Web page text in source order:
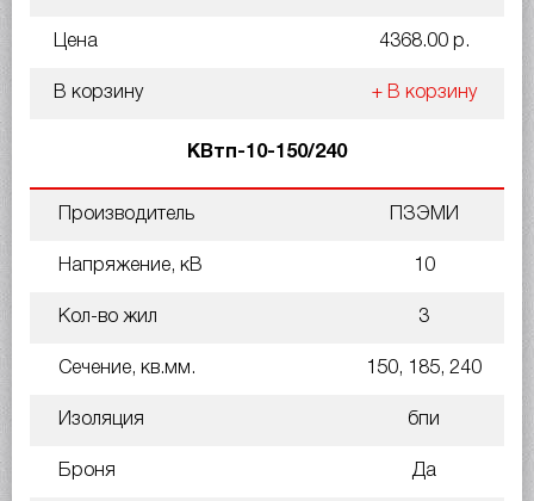
Цена 4368.00 р.
В корзину + В корзину
КВтп-10-150/240
Производитель ПЗЭМИ
Напряжение, кВ 10
Кол-во жил 3
Сечение, кв.мм. 150, 185, 240
Изоляция бпи
Броня Да